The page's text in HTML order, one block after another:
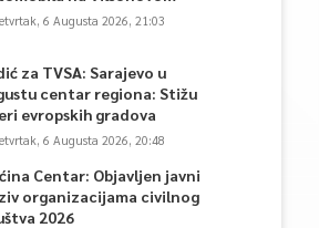
6 Augusta 2026, 21:03
za TVSA: Sarajevo u
centar regiona: Stižu
evropskih gradova
6 Augusta 2026, 20:48
Centar: Objavljen javni
organizacijama civilnog
2026